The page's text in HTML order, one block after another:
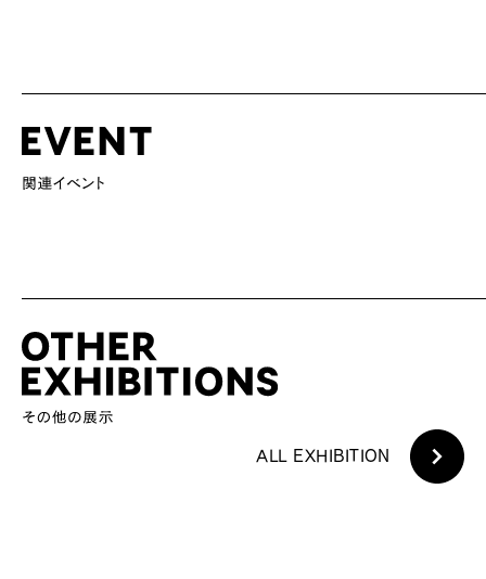
ALL EXHIBITION